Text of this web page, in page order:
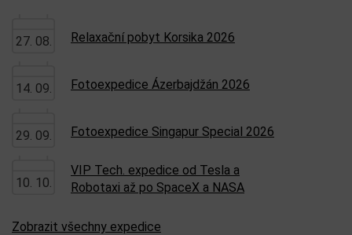
27. 08. Relaxační pobyt Korsika 2026
14. 09. Fotoexpedice Ázerbajdžán 2026
29. 09. Fotoexpedice Singapur Special 2026
10. 10.
VIP Tech. expedice od Tesla a
Robotaxi až po SpaceX a NASA
Zobrazit všechny expedice